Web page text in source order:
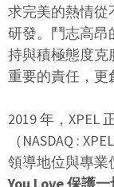
求完美的熱情從
研發。鬥志高昂
持與積極態度克
重要的責任，更
2019 年，XPEL
（NASDAQ :
領導地位與專業
You Love 保護